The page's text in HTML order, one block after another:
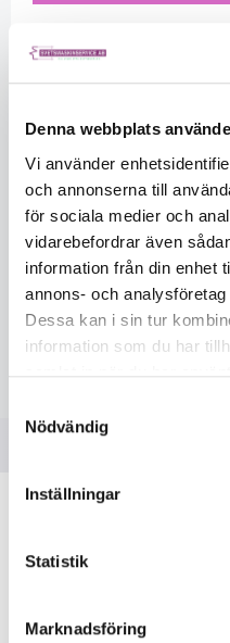
Denna webbplats
Vi använder
och annonserna till
för sociala medier och
vidarebefordrar även
information från din enhet
annons- och
Dessa kan i sin tur
information som du har
Nödvändig
Inställningar
Statistik
Marknadsföring
Beskrivning
Mineraltyp
Varumärke
Korn
Health and Safety
Produktform
Fästtyp
Diameter
LÄS MER ...
RELATERADE PRODUKTER